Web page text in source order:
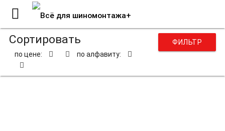
ФИЛЬТР
Сортировать
по цене: по алфавиту: